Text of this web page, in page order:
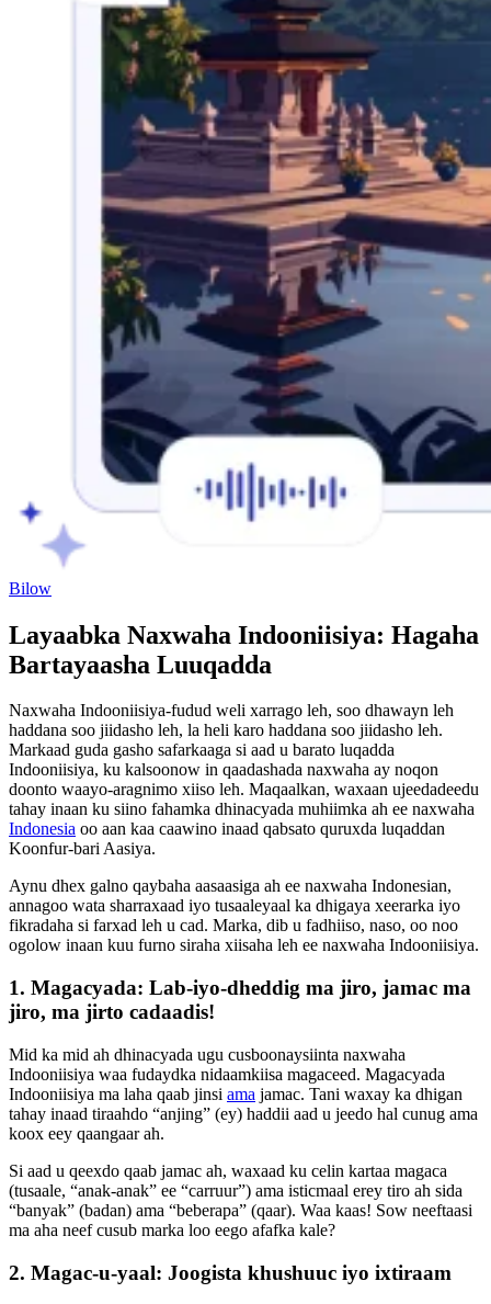
Bilow
Layaabka Naxwaha Indooniisiya: Hagaha
Bartayaasha Luuqadda
Naxwaha Indooniisiya-fudud weli xarrago leh, soo dhawayn leh
haddana soo jiidasho leh, la heli karo haddana soo jiidasho leh.
Markaad guda gasho safarkaaga si aad u barato luqadda
Indooniisiya, ku kalsoonow in qaadashada naxwaha ay noqon
doonto waayo-aragnimo xiiso leh. Maqaalkan, waxaan ujeedadeedu
tahay inaan ku siino fahamka dhinacyada muhiimka ah ee naxwaha
Indonesia oo aan kaa caawino inaad qabsato quruxda luqaddan
Koonfur-bari Aasiya.
Aynu dhex galno qaybaha aasaasiga ah ee naxwaha Indonesian,
annagoo wata sharraxaad iyo tusaaleyaal ka dhigaya xeerarka iyo
fikradaha si farxad leh u cad. Marka, dib u fadhiiso, naso, oo noo
ogolow inaan kuu furno siraha xiisaha leh ee naxwaha Indooniisiya.
1. Magacyada: Lab-iyo-dheddig ma jiro, jamac ma
jiro, ma jirto cadaadis!
Mid ka mid ah dhinacyada ugu cusboonaysiinta naxwaha
Indooniisiya waa fudaydka nidaamkiisa magaceed. Magacyada
Indooniisiya ma laha qaab jinsi ama jamac. Tani waxay ka dhigan
tahay inaad tiraahdo “anjing” (ey) haddii aad u jeedo hal cunug ama
koox eey qaangaar ah.
Si aad u qeexdo qaab jamac ah, waxaad ku celin kartaa magaca
(tusaale, “anak-anak” ee “carruur”) ama isticmaal erey tiro ah sida
“banyak” (badan) ama “beberapa” (qaar). Waa kaas! Sow neeftaasi
ma aha neef cusub marka loo eego afafka kale?
2. Magac-u-yaal: Joogista khushuuc iyo ixtiraam